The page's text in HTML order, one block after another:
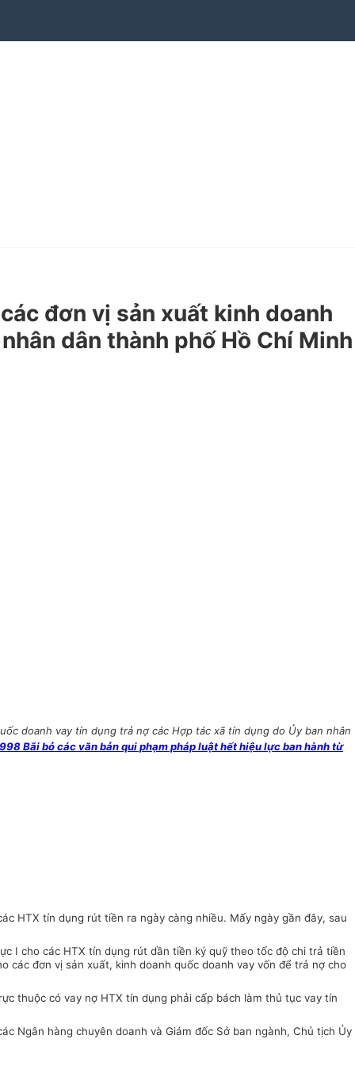
đơn vị sản xuất kinh doanh
dân thành phố Hồ Chí Minh
doanh vay tín dụng trả nợ các Hợp tác xã tín dụng do Ủy ban nhân
Bãi bỏ các văn bản qui phạm pháp luật hết hiệu lực ban hành từ
HTX tín dụng rút tiền ra ngày càng nhiều. Mấy ngày gần đây, sau
I cho các HTX tín dụng rút dần tiền ký quỹ theo tốc độ chi trả tiền
các đơn vị sản xuất, kinh doanh quốc doanh vay vốn để trả nợ cho
thuộc có vay nợ HTX tín dụng phải cấp bách làm thủ tục vay tín
Ngân hàng chuyên doanh và Giám đốc Sở ban ngành, Chủ tịch Ủy